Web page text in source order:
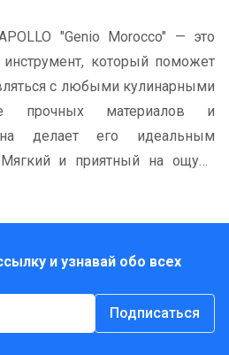
"Genio Morocco" — это
который поможет
с любыми кулинарными
прочных материалов и
делает его идеальным
и приятный на ощупь
выскальзывание ножа из
внешней среды, увеличивая
его остроту.
и узнавай обо всех
Подписаться